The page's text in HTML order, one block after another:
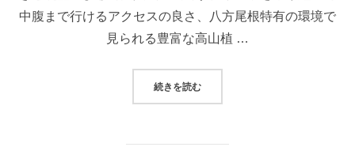
中腹まで行けるアクセスの良さ、八方尾根特有の環境で
見られる豊富な高山植 …
続きを読む“唐松岳の夕日と夜明け”